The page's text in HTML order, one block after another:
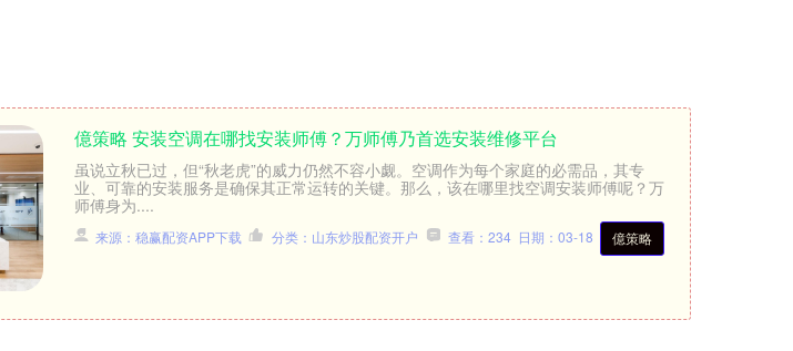
億策略 安装空调在哪找安装师傅？万师傅乃首选安装维修平台
虽说立秋已过，但“秋老虎”的威力仍然不容小觑。空调作为每个家庭的必需品，其专
业、可靠的安装服务是确保其正常运转的关键。那么，该在哪里找空调安装师傅呢？万
师傅身为....
億策略
来源：稳赢配资APP下载 分类：山东炒股配资开户 查看：234 日期：03-18